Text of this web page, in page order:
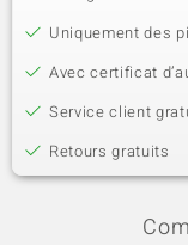
Uniquement des
Avec certificat
Service client
Retours gratuits